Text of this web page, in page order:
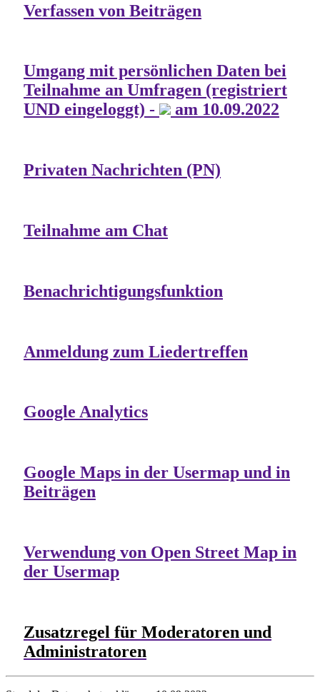
Verfassen von Beiträgen
Umgang mit persönlichen Daten bei
Teilnahme an Umfragen (registriert
UND eingeloggt) -
am 10.09.2022
Privaten Nachrichten (PN)
Teilnahme am Chat
Benachrichtigungsfunktion
Anmeldung zum Liedertreffen
Google Analytics
Google Maps in der Usermap und in
Beiträgen
Verwendung von Open Street Map in
der Usermap
Zusatzregel für Moderatoren und
Administratoren